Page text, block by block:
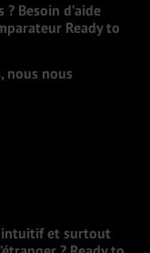
Besoin d’aide
Ready to
nous nous
intuitif et surtout